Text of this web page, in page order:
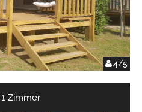
4/5
Zimmer